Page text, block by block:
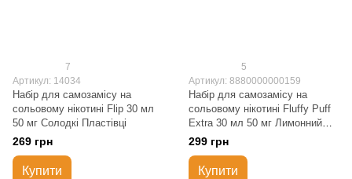
7
Артикул: 14034
Набір для самозамісу на
сольовому нікотині Flip 30 мл
50 мг Солодкі Пластівці
269 грн
Купити
5
Артикул: 8880000000159
Набір для самозамісу на
сольовому нікотині Fluffy Puff
Extra 30 мл 50 мг Лимонний
Десерт
299 грн
Купити